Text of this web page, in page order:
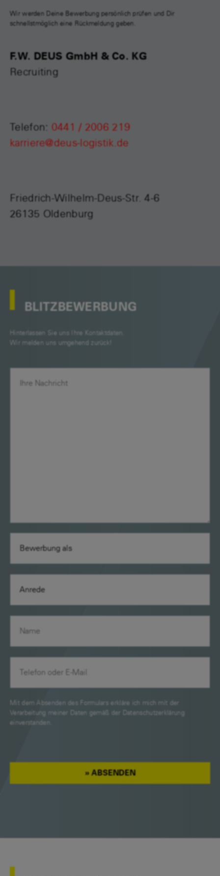
Wir werden Deine Bewerbung persönlich prüfen und Dir
schnellstmöglich eine Rückmeldung geben.
F.W. DEUS GmbH & Co. KG
Recruiting
Telefon: 0441 / 2006 219
karriere@deus-logistik.de
Friedrich-Wilhelm-Deus-Str. 4-6
26135 Oldenburg
BLITZBEWERBUNG
Hinterlassen Sie uns Ihre Kontaktdaten.
Wir melden uns umgehend zurück!
Mit dem Absenden des Formulars erkläre ich mich mit der
Verarbeitung meiner Daten gemäß der
Datenschutzerklärung
einverstanden.
ABSENDEN